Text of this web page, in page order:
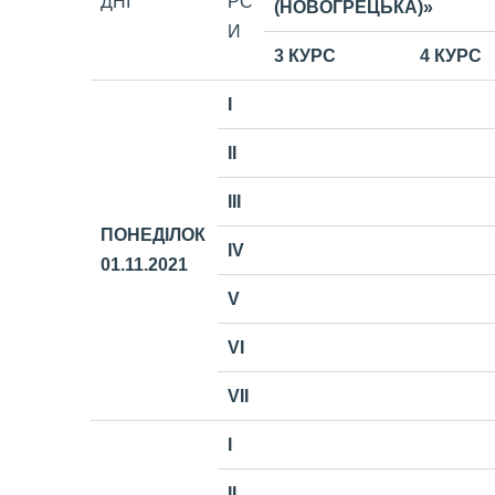
И
(НОВОГРЕЦЬКА)»
3 КУРС 4 КУРС
ПОНЕДІЛОК
01.11.2021
IV
V
VI
VII